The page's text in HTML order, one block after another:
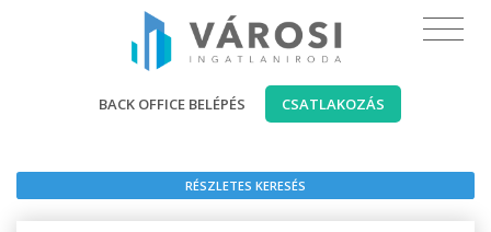
BACK OFFICE BELÉPÉS CSATLAKOZÁS
RÉSZLETES KERESÉS